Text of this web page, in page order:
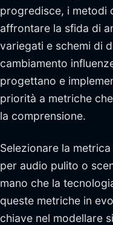
progredisce, i metodi
affrontare la sfida di
variegati e schemi di
cambiamento
progettano e
priorità a metriche
la comprensione.
Selezionare la
per audio pulito o
mano che la
queste metriche in
chiave nel modellare